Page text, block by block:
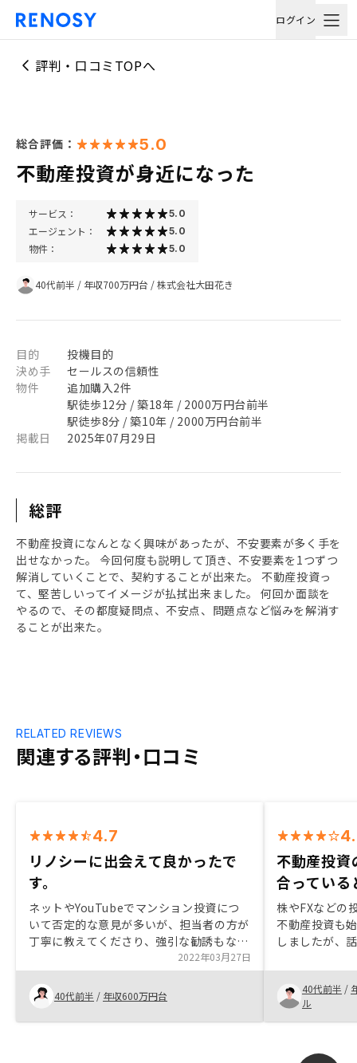
ログイン
評判・口コミTOPへ
総合評価： 5.0
不動産投資が身近になった
サービス： 5.0
エージェント： 5.0
物件： 5.0
40代前半 / 年収700万円台 /株式会社大田花き
目的
投機目的
決め手
セールスの信頼性
物件
追加購入2件
駅徒歩12分 / 築18年 / 2000万円台前半
駅徒歩8分 / 築10年 / 2000万円台前半
掲載日
2025年07月29日
総評
不動産投資になんとなく興味があったが、不安要素が多く手を
出せなかった。 今回何度も説明して頂き、不安要素を1つずつ
解消していくことで、契約することが出来た。 不動産投資っ
て、堅苦しいってイメージが払拭出来ました。 何回か面談を
やるので、その都度疑問点、不安点、問題点など悩みを解消す
ることが出来た。
関連する評判・口コミ
RELATED REVIEWS
4.7
リノシーに出会えて良かったで
す。
ネットやYouTubeでマンション投資につ
いて否定的な意見が多いが、担当者の方が
丁寧に教えてくださり、強引な勧誘もなか
ったので、焦らず決める事が出来ました。
また、プランが色々あって自分にあったプ
ランを選べた事もよかったです。 そして、
担当者の方が実際物件を購入している事や
直接オンラインでやり取りできた事は購入
2022年03月27日
40代前半 / 年収600万円台
不動産投資
合っている
株やFXなどの
不動産投資も
しましたが、
した。 ほった
し、家族に残
って良かった
40代前半 /
ル